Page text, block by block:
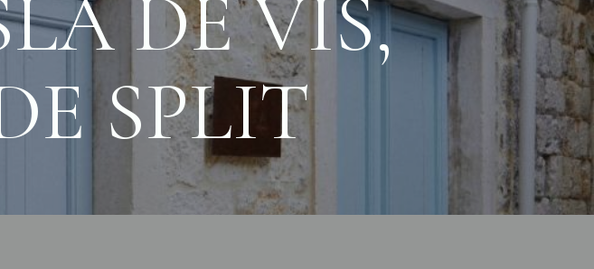
DE VIS,
SPLIT